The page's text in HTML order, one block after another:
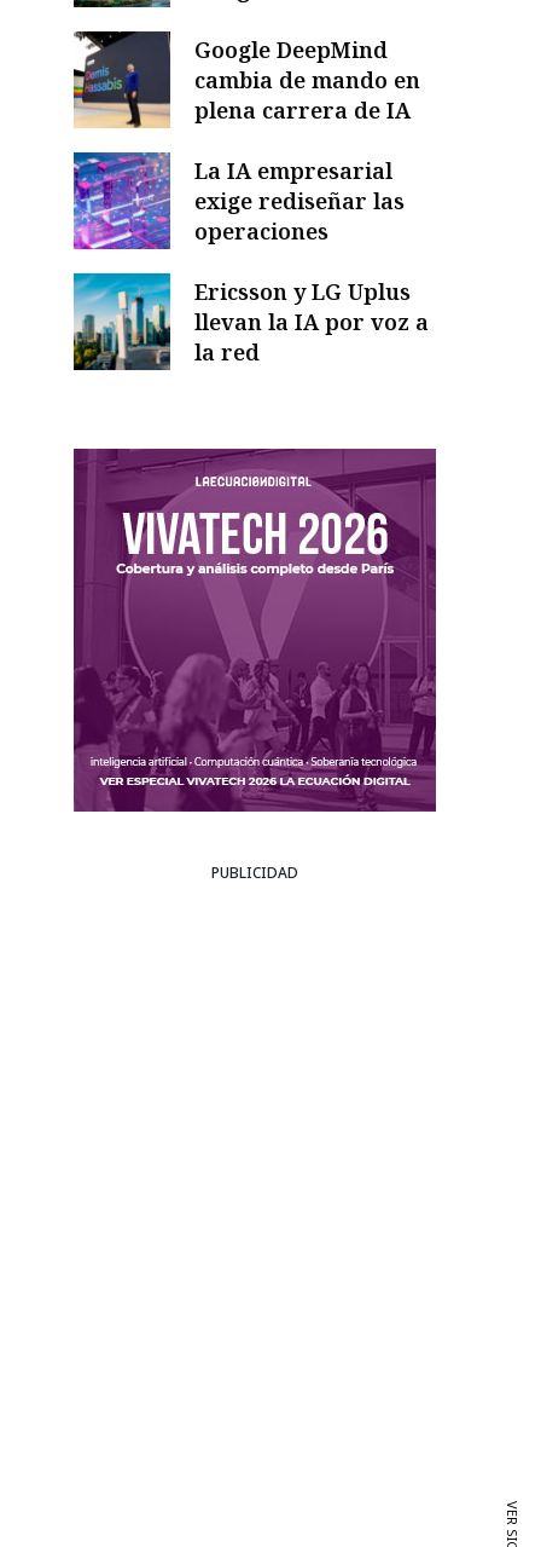
Google DeepMind
cambia de mando en
plena carrera de IA
La IA empresarial
exige rediseñar las
operaciones
Ericsson y LG Uplus
llevan la IA por voz a
la red
PUBLICIDAD